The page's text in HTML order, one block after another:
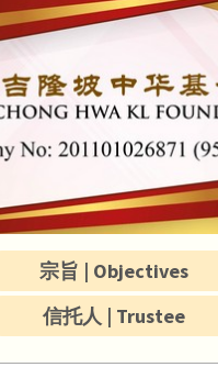
宗旨 | Objectives
信托人 | Trustee